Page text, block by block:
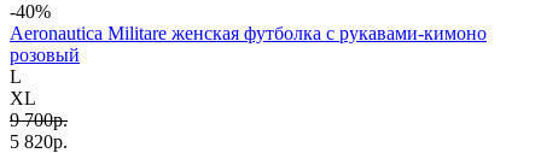
-40%
Aeronautica Militare женская футболка с рукавами-кимоно
розовый
L
XL
9 700p.
5 820p.